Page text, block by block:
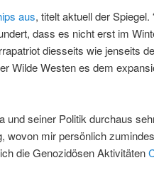
aus, titelt aktuell der
dass es nicht erst im
diesseits wie jenseits
Wilde Westen es dem
und seiner Politik durchaus
wovon mir persönlich
die Genozidösen Aktivitäten